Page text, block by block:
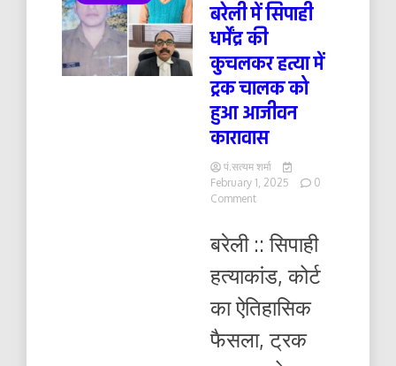
बरेली में सिपाही
धर्मेंद्र की
कुचलकर हत्या में
ट्रक चालक को
हुआ आजीवन
कारावास
पं.सत्यम शर्मा
February 1, 2025
0
Commenton
सिपाही
की
हत्या
ट्रक
चालक
बरेली :: सिपाही
हत्याकांड, कोर्ट
का ऐतिहासिक
फैसला, ट्रक